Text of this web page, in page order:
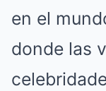
en el
donde las